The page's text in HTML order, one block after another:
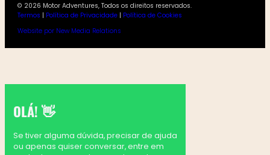
© 2026 Motor Adventures, Todos os direitos reservados.
Termos | Política de Privacidade | Política de Cookies
Website por New Media Relations
OLÁ! 👋
Se tiver alguma dúvida, precisar de ajuda
ou apenas quiser conversar, entre em